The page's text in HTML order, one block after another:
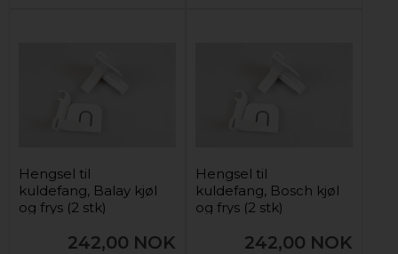
Hengsel til
kuldefang, Balay kjøl
og frys (2 stk)
242,00 NOK
Hengsel til
kuldefang, Bosch kjøl
og frys (2 stk)
242,00 NOK